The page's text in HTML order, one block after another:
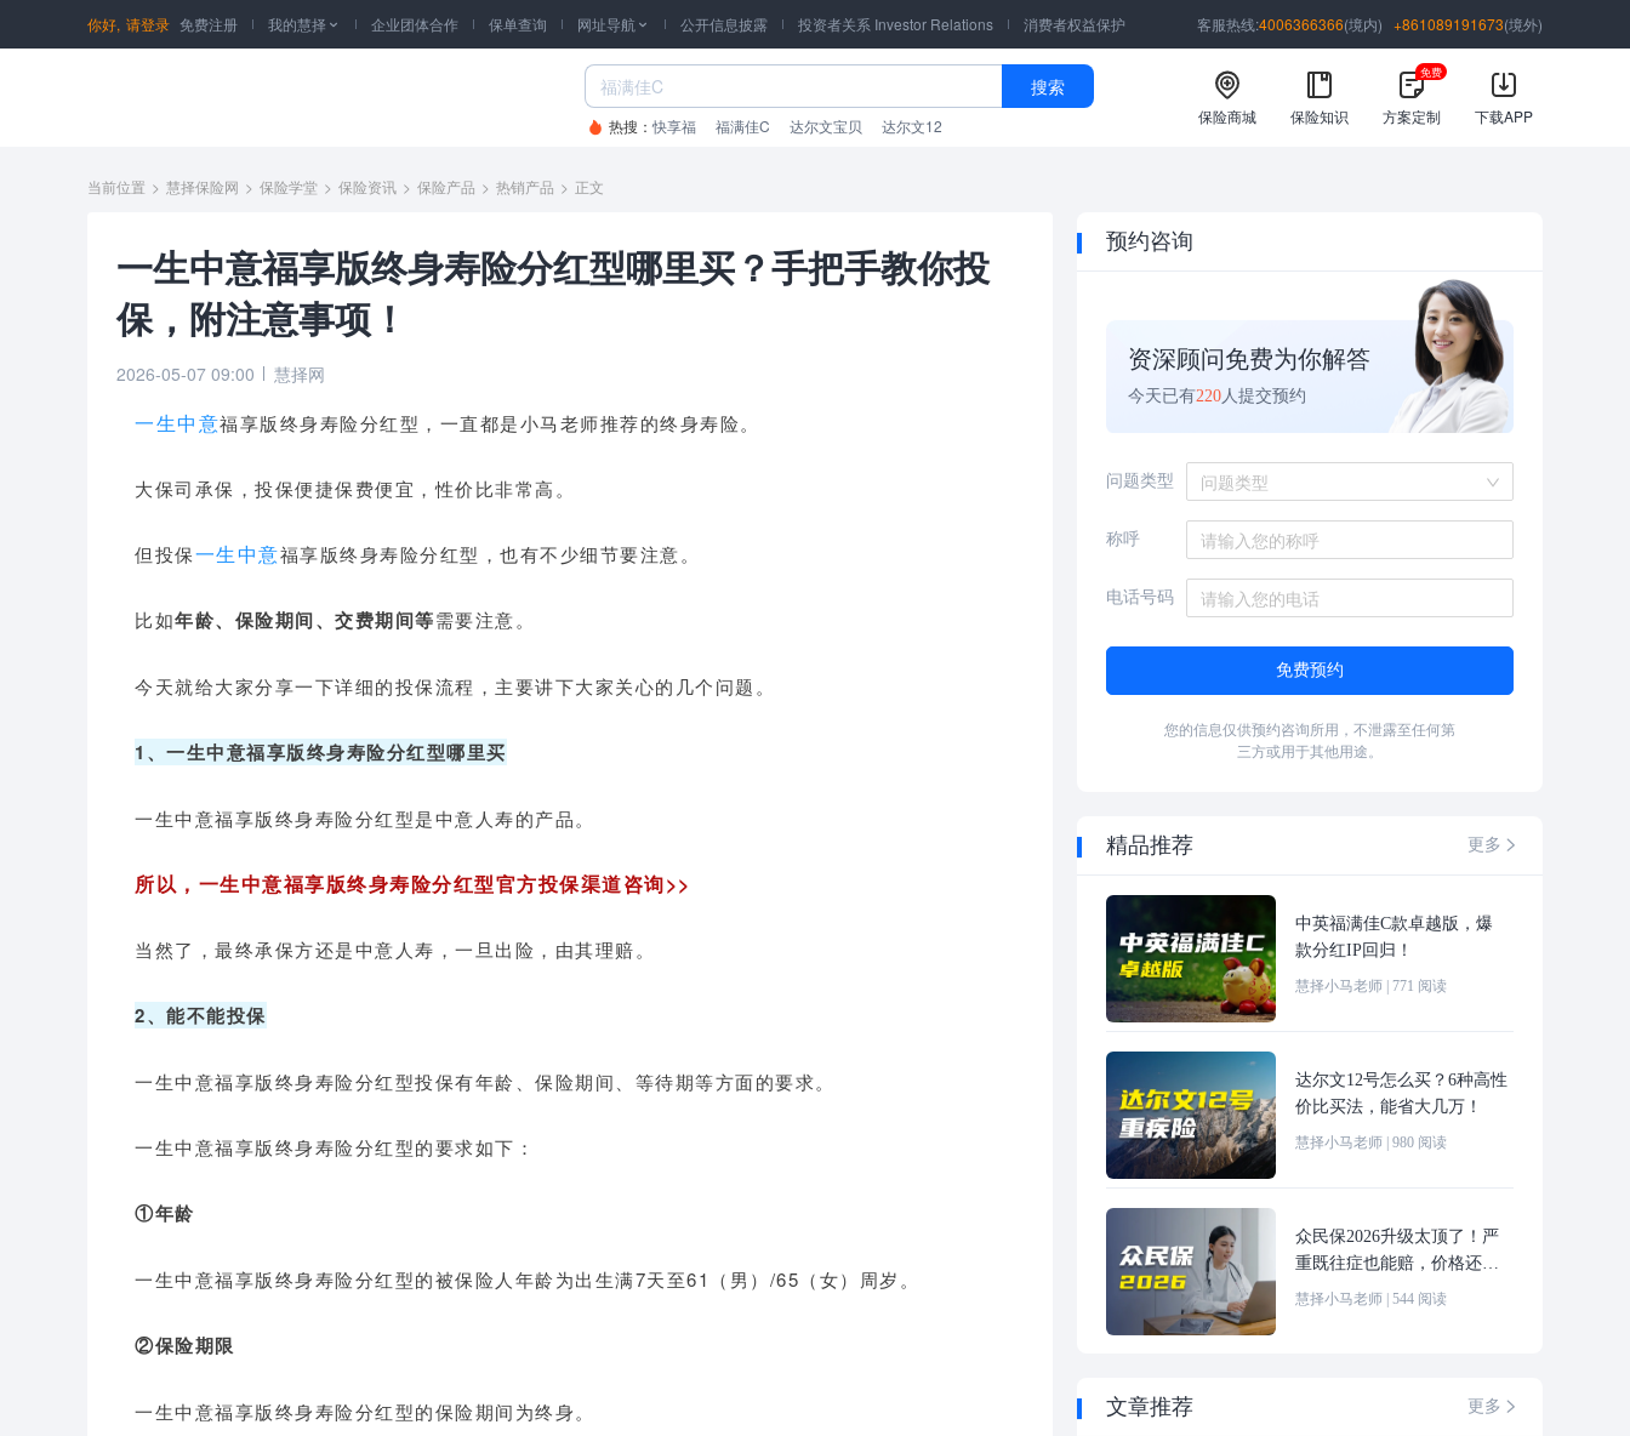
你好, 请登录 免费注册 我的慧择  企业团体合作 保单查询 网址导航  公开信息披露 投资者关系 Investor Relations 消费者权益保护 客服热线:4006366366(境内) +861089191673(境外)
搜索
热搜：快享福 福满佳C 达尔文宝贝 达尔文12 保险商城 保险知识 方案定制
免费
下载APP
当前位置 > 慧择保险网 > 保险学堂 > 保险资讯 > 保险产品 > 热销产品 > 正文
一生中意福享版终身寿险分红型哪里买？手把手教你投
保，附注意事项！
2026-05-07 09:00 慧择网
一生中意福享版终身寿险分红型 ，一直都是小马老师推荐的终身寿险。
大保司承保，投保便捷保费便宜，性价比非常高。
但投保一生中意福享版终身寿险分红型 ，也有不少细节要注意。
比如年龄、保险期间、交费期间等需要注意。
今天就给大家分享一下详细的投保流程，主要讲下大家关心的几个问题。
1、一生中意福享版终身寿险分红型哪里买
一生中意福享版终身寿险分红型是中意人寿的产品。
所以，一生中意福享版终身寿险分红型官方投保渠道咨询>>
当然了，最终承保方还是中意人寿，一旦出险，由其理赔。
2、能不能投保
一生中意福享版终身寿险分红型投保有年龄、保险期间、等待期等方面的要求。
一生中意福享版终身寿险分红型的要求如下：
①年龄
一生中意福享版终身寿险分红型的被保险人年龄为出生满7天至61（男）/65（女）周岁 。
②保险期限
一生中意福享版终身寿险分红型的保险期间为终身。
预约咨询
资深顾问免费为你解答
今天已有220人提交预约
问题类型 问题类型
称呼
电话号码
免费预约
您的信息仅供预约咨询所用，不泄露至任何第
三方或用于其他用途。
精品推荐 更多 
中英福满佳C款卓越版，爆
款分红IP回归！
慧择小马老师 771 阅读
达尔文12号怎么买？6种高性
价比买法，能省大几万！
慧择小马老师 980 阅读
众民保2026升级太顶了！严
重既往症也能赔，价格还更
便宜！
慧择小马老师 544 阅读
文章推荐 更多 